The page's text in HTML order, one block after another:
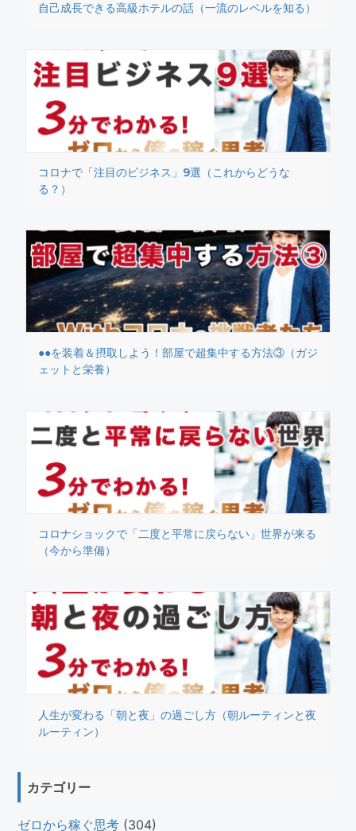
自己成長できる高級ホテルの話（一流のレベルを知る）
コロナで「注目のビジネス」9選（これからどうな
る？）
●●を装着＆摂取しよう！部屋で超集中する方法③（ガジ
ェットと栄養）
コロナショックで「二度と平常に戻らない」世界が来る
（今から準備）
人生が変わる「朝と夜」の過ごし方（朝ルーティンと夜
ルーティン）
カテゴリー
ゼロから稼ぐ思考 (304)